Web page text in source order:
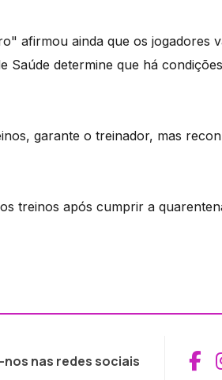
afirmou ainda que os jogadores
Saúde determine que há
garante o treinador, mas
treinos após cumprir a
nos nas redes sociais